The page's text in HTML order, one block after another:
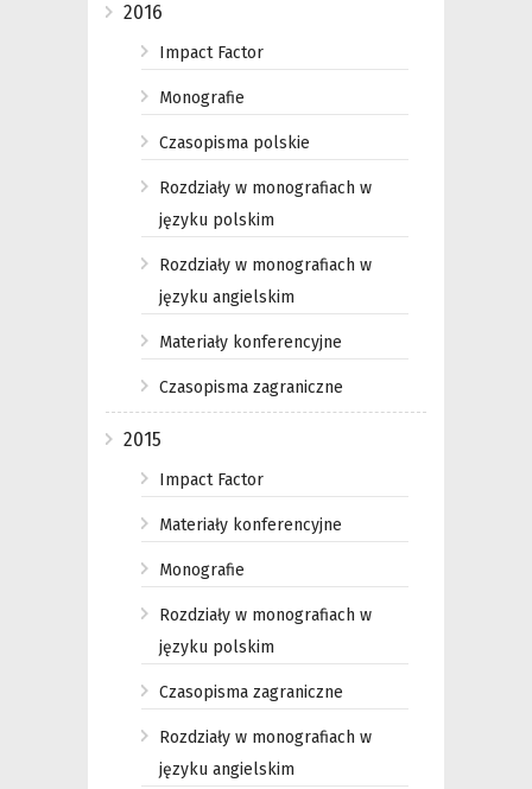
2016
Impact Factor
Monografie
Czasopisma polskie
Rozdziały w monografiach w
języku polskim
Rozdziały w monografiach w
języku angielskim
Materiały konferencyjne
Czasopisma zagraniczne
2015
Impact Factor
Materiały konferencyjne
Monografie
Rozdziały w monografiach w
języku polskim
Czasopisma zagraniczne
Rozdziały w monografiach w
języku angielskim